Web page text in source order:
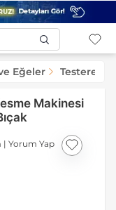
Eğeler Testere
Makinesi
| Yorum Yap